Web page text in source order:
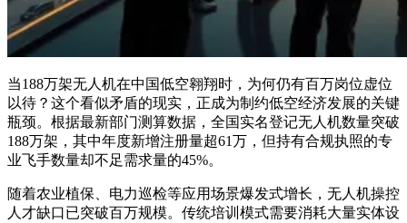
当188万架无人机在中国低空翱翔时，为何仍有百万岗位虚位
以待？这个看似矛盾的现实，正成为制约低空经济发展的关键
瓶颈。根据最新部门测算数据，全国实名登记无人机数量突破
188万架，其中年度新增注册量超61万，但持有合规执照的专
业飞手数量却不足需求量的45%。
随着农业植保、电力巡检等应用场景爆发式增长，无人机操控
人才缺口已突破百万规模。传统培训模式需要消耗大量实体设